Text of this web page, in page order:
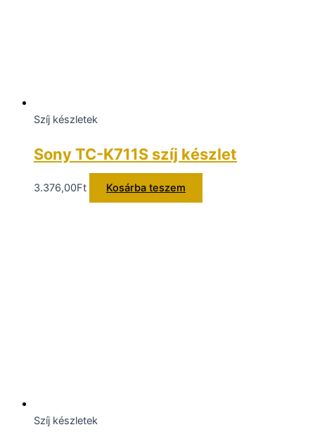
Szíj készletek
Sony TC-K711S szíj készlet
3.376,00Ft Kosárba teszem
Szíj készletek